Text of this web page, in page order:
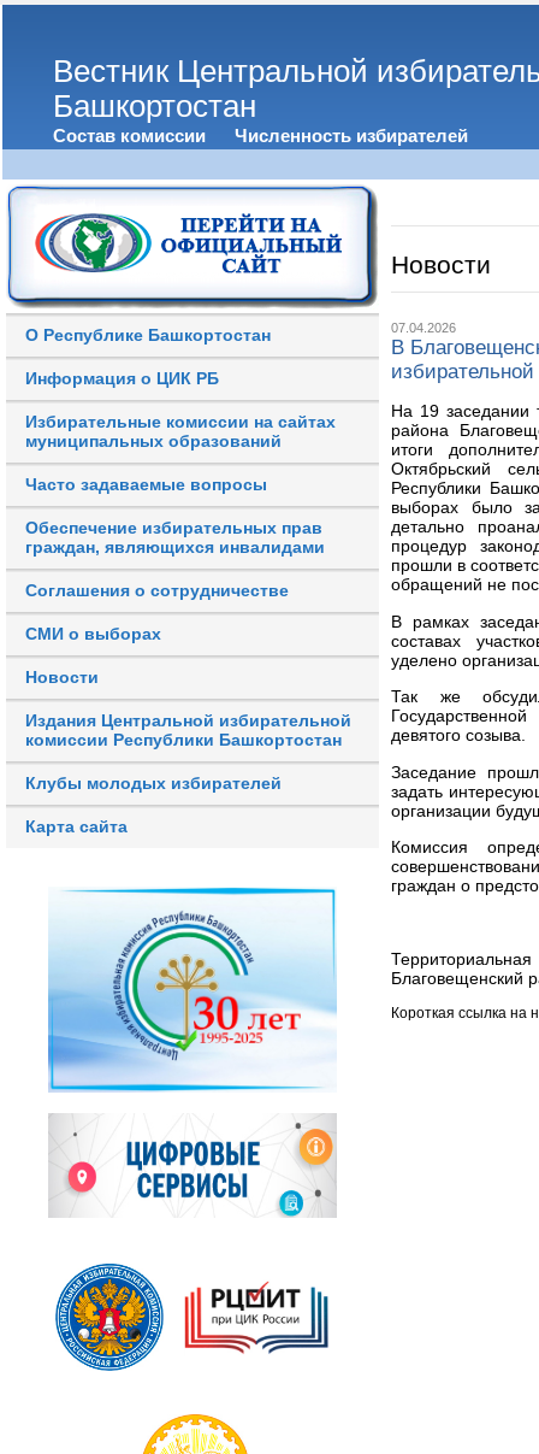
Вестник Центральной
Башкортостан
Состав комиссии Численность избирателей
О Республике Башкортостан
Информация о ЦИК РБ
Избирательные комиссии на сайтах
муниципальных образований
Часто задаваемые вопросы
Обеспечение избирательных прав
граждан, являющихся инвалидами
Соглашения о сотрудничестве
СМИ о выборах
Новости
Издания Центральной избирательной
комиссии Республики Башкортостан
Клубы молодых избирателей
Карта сайта
Новости
07.04.2026
В
На 19 заседании
района
итоги
Октябрьский
Республики
выборах было
детально
процедур
прошли в
обращений не
В рамках
составах
уделено
Так же
девятого созыва.
Заседание
задать
организации
Комиссия
граждан о
Благовещенский
Короткая ссылка на